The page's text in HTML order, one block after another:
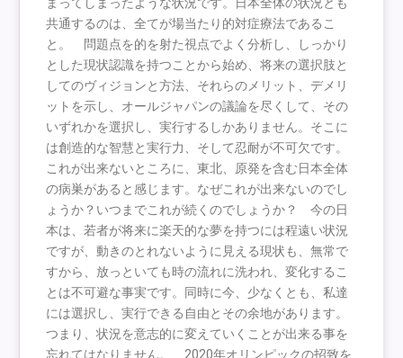
まってしまったような状況です。日本全体の状況とも
共通するのは、全てが場当たり的対症療法であるこ
と。 問題点を的を射た視点でよく分析し、しっかり
とした現状認識を持つことから始め、将来の選択肢と
してのヴィジョンと方法、それらのメリット、デメリ
ットを示し、オールジャパンの議論を尽くして、その
いずれかを選択し、実行するしかありません。そこに
は創造的な智慧と実行力、そして忍耐が不可欠です。
これが出来ないところに、東北、原発を含む日本全体
の病巣があると感じます。なぜこれが出来ないのでし
ょうか？いつまでこれが続くのでしょうか？ 今の日
本は、若者が将来に楽天的な夢を持つには程遠い状況
ですが、動きのとれないように見える現状も、無常で
すから、放っといても時の流れに洗われ、変化するこ
とは不可避な事実です。同時に今、少なくとも、私達
には選択し、実行できる自由とその余地があります。
つまり、状況を意志的に変えていくことが出来る事を
忘れてはなりません。 2020年オリンピックの招致を